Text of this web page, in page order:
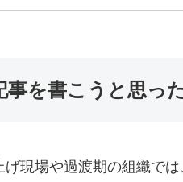
事を書こうと思っ
現場や過渡期の組織で